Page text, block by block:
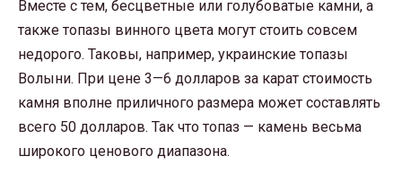
Вместе с тем, бесцветные или голубоватые камни, а
также топазы винного цвета могут стоить совсем
недорого. Таковы, например, украинские топазы
Волыни. При цене 3—6 долларов за карат стоимость
камня вполне приличного размера может составлять
всего 50 долларов. Так что топаз — камень весьма
широкого ценового диапазона.